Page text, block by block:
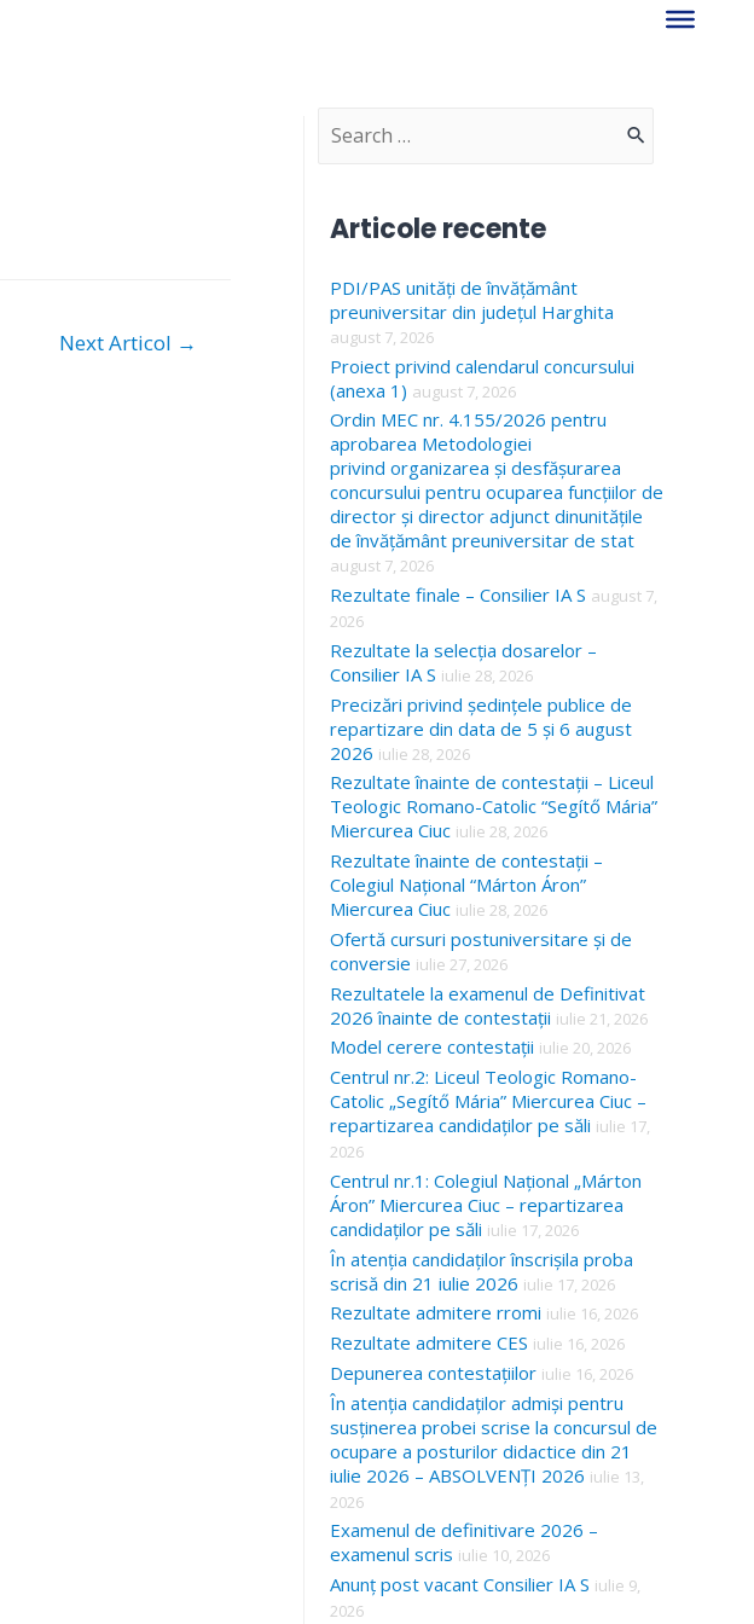
Next Articol →
S
c
h
f
o
r
:
Articole recente
PDI/PAS unități de învățământ
preuniversitar din județul Harghita
august 7, 2026
Proiect privind calendarul concursului
(anexa 1) august 7, 2026
Ordin MEC nr. 4.155/2026 pentru
aprobarea Metodologiei
privind organizarea și desfășurarea
concursului pentru ocuparea funcțiilor de
director și director adjunct dinunitățile
de învățământ preuniversitar de stat
august 7, 2026
Rezultate finale – Consilier IA S august 7,
2026
Rezultate la selecția dosarelor –
Consilier IA S iulie 28, 2026
Precizări privind ședințele publice de
repartizare din data de 5 și 6 august
2026 iulie 28, 2026
Rezultate înainte de contestații – Liceul
Teologic Romano-Catolic “Segítő Mária”
Miercurea Ciuc iulie 28, 2026
Rezultate înainte de contestații –
Colegiul Național “Márton Áron”
Miercurea Ciuc iulie 28, 2026
Ofertă cursuri postuniversitare și de
conversie iulie 27, 2026
Rezultatele la examenul de Definitivat
2026 înainte de contestații iulie 21, 2026
Model cerere contestații iulie 20, 2026
Centrul nr.2: Liceul Teologic Romano-
Catolic „Segítő Mária” Miercurea Ciuc –
repartizarea candidaților pe săli iulie 17,
2026
Centrul nr.1: Colegiul Național „Márton
Áron” Miercurea Ciuc – repartizarea
candidaților pe săli iulie 17, 2026
În atenția candidaților înscrișila proba
scrisă din 21 iulie 2026 iulie 17, 2026
Rezultate admitere rromi iulie 16, 2026
Rezultate admitere CES iulie 16, 2026
Depunerea contestațiilor iulie 16, 2026
În atenția candidaților admiși pentru
susținerea probei scrise la concursul de
ocupare a posturilor didactice din 21
iulie 2026 – ABSOLVENȚI 2026 iulie 13,
2026
Examenul de definitivare 2026 –
examenul scris iulie 10, 2026
Anunț post vacant Consilier IA S iulie 9,
2026